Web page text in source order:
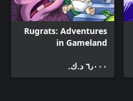
Rugrats: Adventures
in Gameland
٦٫٠٠٠ د.ك.‏